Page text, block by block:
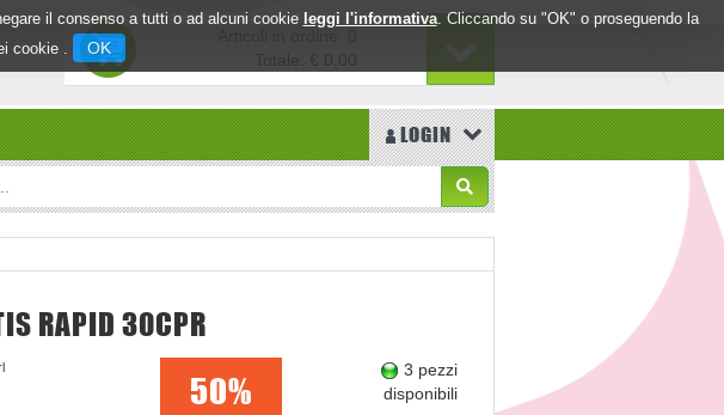
il consenso a tutti o ad alcuni cookie leggi l'informativa. Cliccando su "OK" o proseguendo la
cookie .
OK
LOGIN
RAPID 30CPR
50%
3 pezzi
disponibili